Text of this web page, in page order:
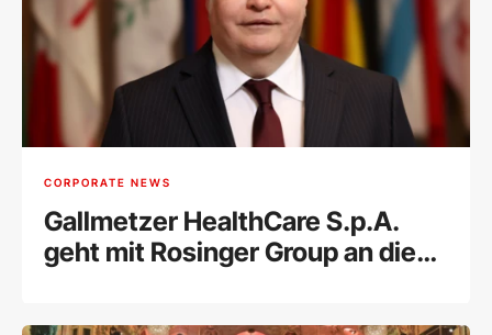
CORPORATE NEWS
Gallmetzer HealthCare S.p.A.
geht mit Rosinger Group an die